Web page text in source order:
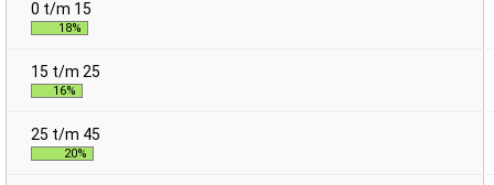
18%
16%
20%